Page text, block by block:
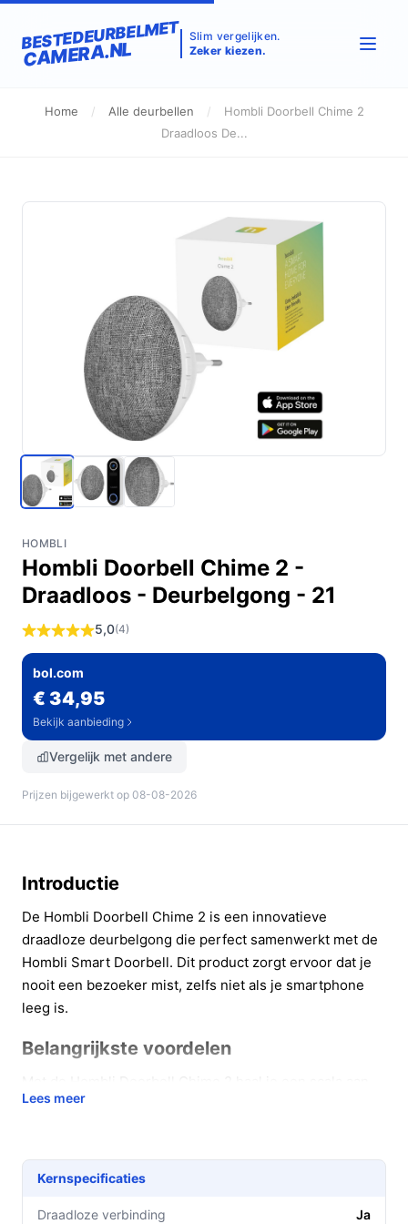
BESTEDEURBELMET
CAMERA.NL
Slim vergelijken.
Zeker kiezen.
Home / Alle deurbellen /
Hombli Doorbell Chime 2
Draadloos De...
HOMBLI
Hombli Doorbell Chime 2 -
Draadloos - Deurbelgong - 21
5,0(4)
bol.com
€ 34,95
Bekijk aanbieding
Vergelijk met andere
Prijzen bijgewerkt op 08-08-2026
Introductie
De Hombli Doorbell Chime 2 is een innovatieve
draadloze deurbelgong die perfect samenwerkt met de
Hombli Smart Doorbell. Dit product zorgt ervoor dat je
nooit een bezoeker mist, zelfs niet als je smartphone
leeg is.
Belangrijkste voordelen
praktische voordelen in huis. Deze draadloze gong biedt
Groot bereik tot 30 meter: Plaats de gong waar je
maar wilt zonder signaalverlies.
Lees meer
Kernspecificaties
Draadloze verbinding Ja